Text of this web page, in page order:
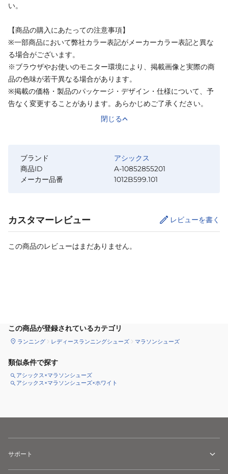
い。
【商品の購入にあたっての注意事項】
※一部商品において弊社カラー表記がメーカーカラー表記と異な
る場合がございます。
※ブラウザやお使いのモニター環境により、掲載画像と実際の商
品の色味が若干異なる場合があります。
※掲載の価格・製品のパッケージ・デザイン・仕様について、予
告なく変更することがあります。あらかじめご了承ください。
閉じる
ブランド
アシックス
商品ID
A-10852855201
メーカー品番
1012B599.101
カスタマーレビュー レビューを書く
この商品のレビューはまだありません。
この商品が登録されているカテゴリ
ランニング レディースランニングシューズ マラソンシューズ
類似条件で探す
アシックス×マラソンシューズ
アシックス×マラソンシューズ×ホワイト
サポート